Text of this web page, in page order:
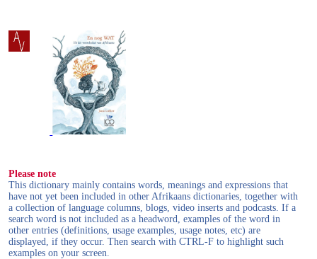
Please note
This dictionary mainly contains words, meanings and expressions that
have not yet been included in other Afrikaans dictionaries, together with
a collection of language columns, blogs, video inserts and podcasts. If a
search word is not included as a headword, examples of the word in
other entries (definitions, usage examples, usage notes, etc) are
displayed, if they occur. Then search with CTRL-F to highlight such
examples on your screen.